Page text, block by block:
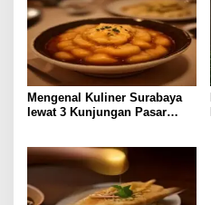
Mengenal Kuliner Surabaya
lewat 3 Kunjungan Pasar